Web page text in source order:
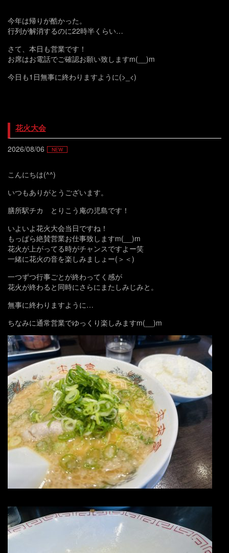
今年は帰りが酷かった。
行列が解消するのに22時半くらい…
さて、本日も営業です！
お席はお電話でご確認お願い致しますm(__)m
今日も1日無事に終わりますように(>_<)
花火大会
2026/08/06
こんにちは(^^)
いつもありがとうございます。
膳所駅チカ とりこう庵の児島です！
いよいよ花火大会当日ですね！
もっぱら絶賛営業お仕事致しますm(__)m
花火が上がってる時がチャンスですよー笑
一緒に花火の音を楽しみましょー(＞＜)
一つずつ行事ごとが終わってく感が
花火が終わると同時にさらにまたしみじみと。
無事に終わりますように…
ちなみに通常営業でゆっくり楽しみますm(__)m